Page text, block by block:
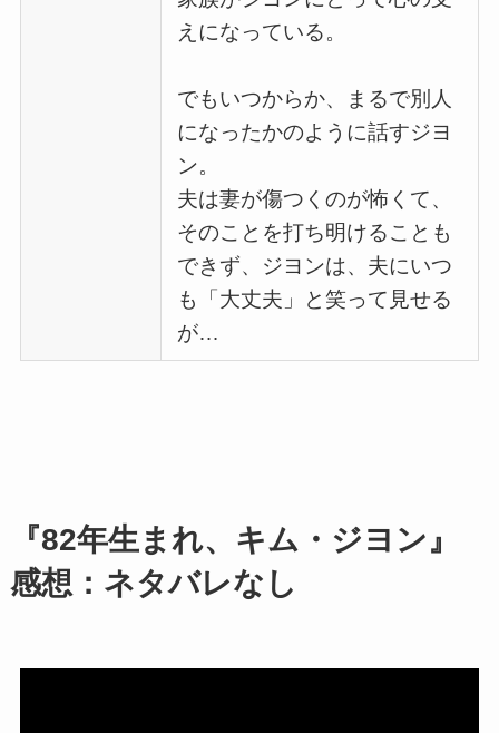
えになっている。
でもいつからか、まるで別人
になったかのように話すジヨ
ン。
夫は妻が傷つくのが怖くて、
そのことを打ち明けることも
できず、ジヨンは、夫にいつ
も「大丈夫」と笑って見せる
が…
『82年生まれ、キム・ジヨン』
感想：ネタバレなし